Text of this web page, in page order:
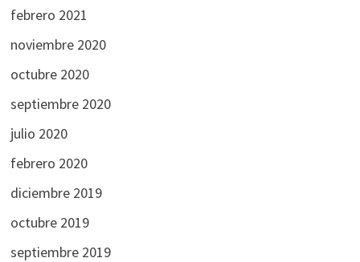
febrero 2021
noviembre 2020
octubre 2020
septiembre 2020
julio 2020
febrero 2020
diciembre 2019
octubre 2019
septiembre 2019